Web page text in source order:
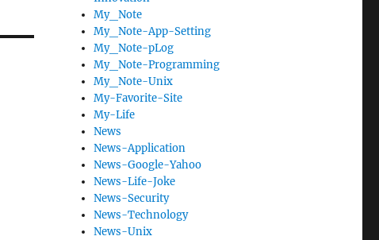
My_Note
My_Note-App-Setting
My_Note-pLog
My_Note-Programming
My_Note-Unix
My-Favorite-Site
My-Life
News
News-Application
News-Google-Yahoo
News-Life-Joke
News-Security
News-Technology
News-Unix